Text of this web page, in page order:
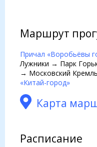
Маршрут
Причал «Воробьёвы
Лужники → Парк
→ Московский
«Китай-город»
Карта
Расписание